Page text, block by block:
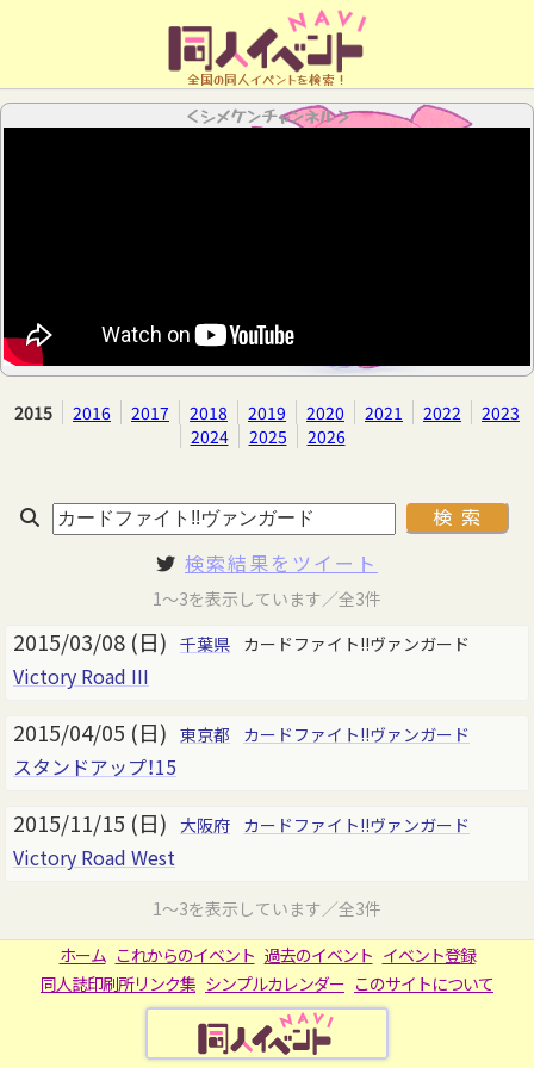
全国の同人イベントを検索！
＜シメケンチャンネル＞
2015 2016 2017 2018 2019 2020 2021 2022
2023
2024
2025 2026
検索結果をツイート
1～3を表示しています／全3件
2015/03/08 (日) 千葉県 カードファイト!!ヴァンガード
Victory Road III
2015/04/05 (日) 東京都 カードファイト!!ヴァンガード
スタンドアップ！15
2015/11/15 (日) 大阪府 カードファイト!!ヴァンガード
Victory Road West
1～3を表示しています／全3件
ホーム これからのイベント 過去のイベント イベント登録
同人誌印刷所リンク集 シンプルカレンダー このサイトについて